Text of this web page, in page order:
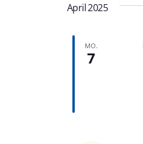
April 2025
MO.
7